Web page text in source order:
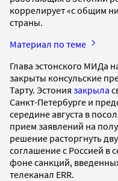
коррелирует «с общим
страны.
Материал по теме
Глава эстонского МИДа
закрыты консульские
Тарту. Эстония закрыла
Санкт-Петербурге и
середине августа в
прием заявлений на
решение расторгнуть
соглашение с Россией в
фоне санкций,
телеканал ERR.